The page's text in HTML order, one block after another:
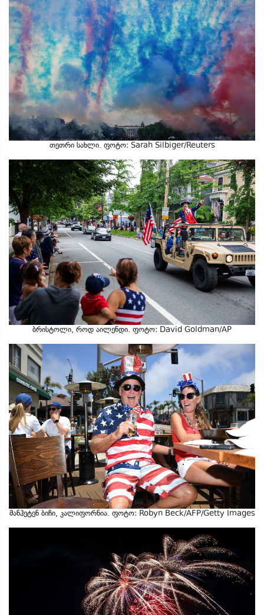
თეთრი სახლი. ფოტო: Sarah Silbiger/Reuters
ბრისტოლი, როდ აილენდი. ფოტო: David Goldman/AP
მანჰეტენ ბიჩი, კალიფორნია. ფოტო: Robyn Beck/AFP/Getty Images